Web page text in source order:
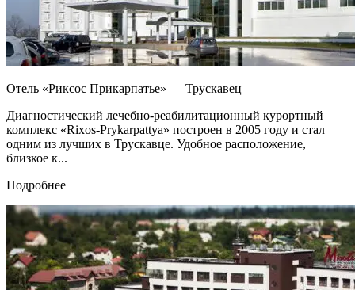
Отель «Риксос Прикарпатье» — Трускавец
Диагностический лечебно-реабилитационный курортный
комплекс «Rixos-Prykarpattya» построен в 2005 году и стал
одним из лучших в Трускавце. Удобное расположение,
близкое к...
Подробнее